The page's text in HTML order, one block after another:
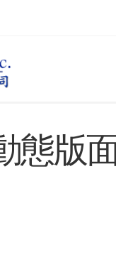
態版